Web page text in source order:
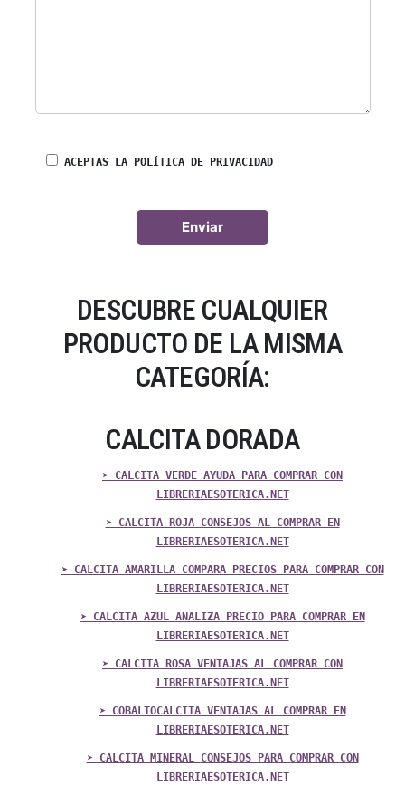
ACEPTAS LA POLÍTICA DE PRIVACIDAD
DESCUBRE CUALQUIER
PRODUCTO DE LA MISMA
CATEGORÍA:
CALCITA DORADA
➤ CALCITA VERDE AYUDA PARA COMPRAR CON
LIBRERIAESOTERICA.NET
➤ CALCITA ROJA CONSEJOS AL COMPRAR EN
LIBRERIAESOTERICA.NET
➤ CALCITA AMARILLA COMPARA PRECIOS PARA COMPRAR CON
LIBRERIAESOTERICA.NET
➤ CALCITA AZUL ANALIZA PRECIO PARA COMPRAR EN
LIBRERIAESOTERICA.NET
➤ CALCITA ROSA VENTAJAS AL COMPRAR CON
LIBRERIAESOTERICA.NET
➤ COBALTOCALCITA VENTAJAS AL COMPRAR EN
LIBRERIAESOTERICA.NET
➤ CALCITA MINERAL CONSEJOS PARA COMPRAR CON
LIBRERIAESOTERICA.NET